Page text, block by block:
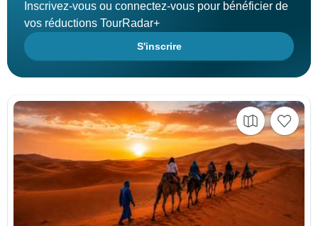
Inscrivez-vous ou connectez-vous pour bénéficier de
vos réductions TourRadar+
S'inscrire